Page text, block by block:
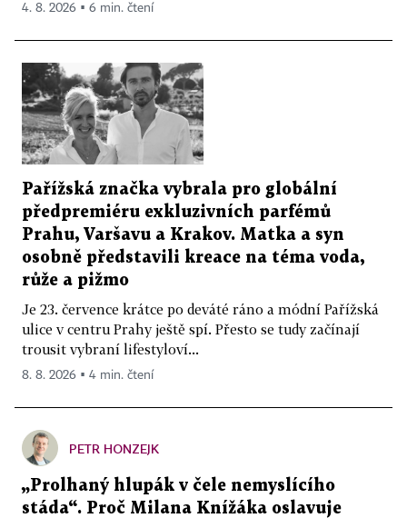
4. 8. 2026 ▪ 6 min. čtení
Pařížská značka vybrala pro globální
předpremiéru exkluzivních parfémů
Prahu, Varšavu a Krakov. Matka a syn
osobně představili kreace na téma voda,
růže a pižmo
Je 23. července krátce po deváté ráno a módní Pařížská
ulice v centru Prahy ještě spí. Přesto se tudy začínají
trousit vybraní lifestyloví...
8. 8. 2026 ▪ 4 min. čtení
PETR HONZEJK
„Prolhaný hlupák v čele nemyslícího
stáda“. Proč Milana Knížáka oslavuje